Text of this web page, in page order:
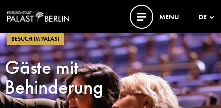
MENU DE
BESUCH IM PALAST
Gäste mit
Behinderung